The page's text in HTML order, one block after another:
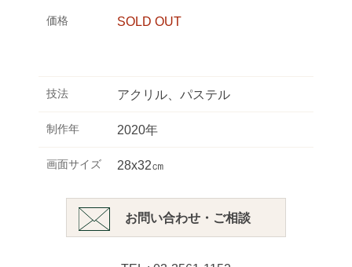
価格 SOLD OUT
技法 アクリル、パステル
制作年 2020年
画面サイズ 28x32㎝
お問い合わせ・ご相談